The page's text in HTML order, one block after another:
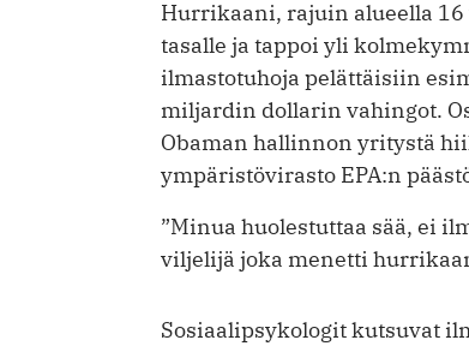
Hurrikaani, rajuin alueella
tasalle ja tappoi yli
ilmastotuhoja pelättäisiin
miljardin dollarin vahingot.
Obaman hallinnon yritystä
ympäristövirasto EPA:n
”Minua huolestuttaa sää, ei
viljelijä joka menetti
Sosiaalipsykologit kutsuvat